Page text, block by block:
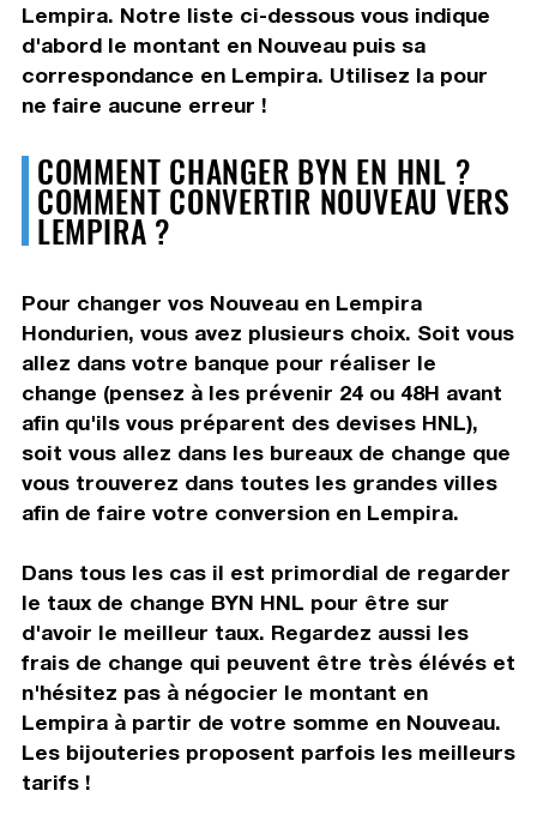
Lempira. Notre liste ci-dessous vous indique
d'abord le montant en Nouveau puis sa
correspondance en Lempira. Utilisez la pour
ne faire aucune erreur !
COMMENT CHANGER BYN EN HNL ?
COMMENT CONVERTIR NOUVEAU VERS
LEMPIRA ?
Pour changer vos Nouveau en Lempira
Hondurien, vous avez plusieurs choix. Soit vous
allez dans votre banque pour réaliser le
change (pensez à les prévenir 24 ou 48H avant
afin qu'ils vous préparent des devises HNL),
soit vous allez dans les bureaux de change que
vous trouverez dans toutes les grandes villes
afin de faire votre conversion en Lempira.
Dans tous les cas il est primordial de regarder
le taux de change BYN HNL pour être sur
d'avoir le meilleur taux. Regardez aussi les
frais de change qui peuvent être très élévés et
n'hésitez pas à négocier le montant en
Lempira à partir de votre somme en Nouveau.
Les bijouteries proposent parfois les meilleurs
tarifs !